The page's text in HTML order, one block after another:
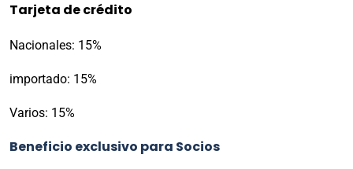
Tarjeta de crédito
Nacionales: 15%
importado: 15%
Varios: 15%
Beneficio exclusivo para Socios